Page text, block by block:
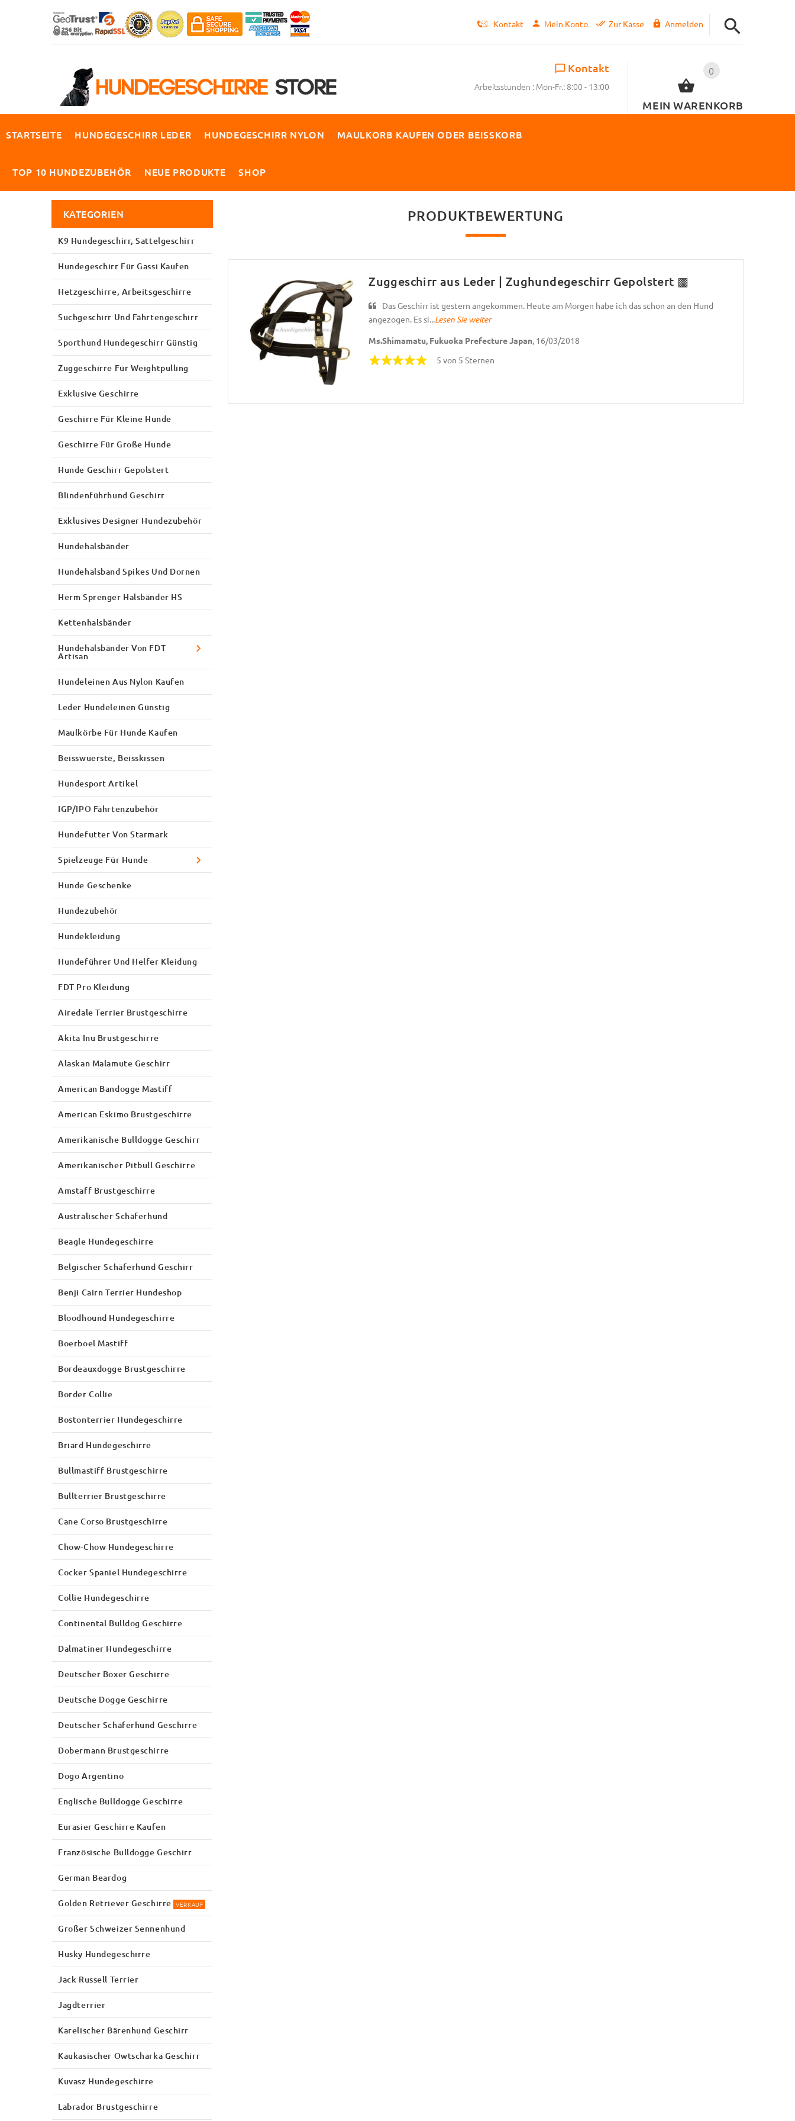
Kontakt Mein Konto Zur Kasse Anmelden
0
MEIN WARENKORB
Kontakt
Arbeitsstunden : Mon-Fr.: 8:00 - 13:00
STARTSEITE HUNDEGESCHIRR LEDER HUNDEGESCHIRR NYLON MAULKORB KAUFEN ODER BEISSKORB
TOP 10 HUNDEZUBEHÖR NEUE PRODUKTE SHOP
PRODUKTBEWERTUNG
Zuggeschirr aus Leder | Zughundegeschirr Gepolstert ▩
Das Geschirr ist gestern angekommen. Heute am Morgen habe ich das schon an den Hund
angezogen. Es si...Lesen Sie weiter
Ms.Shimamatu, Fukuoka Prefecture Japan, 16/03/2018
5 von 5 Sternen
KATEGORIEN
K9 Hundegeschirr, Sattelgeschirr
Hundegeschirr Für Gassi Kaufen
Hetzgeschirre, Arbeitsgeschirre
Suchgeschirr Und Fährtengeschirr
Sporthund Hundegeschirr Günstig
Zuggeschirre Für Weightpulling
Exklusive Geschirre
Geschirre Für Kleine Hunde
Geschirre Für Große Hunde
Hunde Geschirr Gepolstert
Blindenführhund Geschirr
Exklusives Designer Hundezubehör
Hundehalsbänder
Hundehalsband Spikes Und Dornen
Herm Sprenger Halsbänder HS
Kettenhalsbänder
Hundehalsbänder Von FDT
Artisan
Hundeleinen Aus Nylon Kaufen
Leder Hundeleinen Günstig
Maulkörbe Für Hunde Kaufen
Beisswuerste, Beisskissen
Hundesport Artikel
IGP/IPO Fährtenzubehör
Hundefutter Von Starmark
Spielzeuge Für Hunde
Hunde Geschenke
Hundezubehör
Hundekleidung
Hundeführer Und Helfer Kleidung
FDT Pro Kleidung
Airedale Terrier Brustgeschirre
Akita Inu Brustgeschirre
Alaskan Malamute Geschirr
American Bandogge Mastiff
American Eskimo Brustgeschirre
Amerikanische Bulldogge Geschirr
Amerikanischer Pitbull Geschirre
Amstaff Brustgeschirre
Australischer Schäferhund
Beagle Hundegeschirre
Belgischer Schäferhund Geschirr
Benji Cairn Terrier Hundeshop
Bloodhound Hundegeschirre
Boerboel Mastiff
Bordeauxdogge Brustgeschirre
Border Collie
Bostonterrier Hundegeschirre
Briard Hundegeschirre
Bullmastiff Brustgeschirre
Bullterrier Brustgeschirre
Cane Corso Brustgeschirre
Chow-Chow Hundegeschirre
Cocker Spaniel Hundegeschirre
Collie Hundegeschirre
Continental Bulldog Geschirre
Dalmatiner Hundegeschirre
Deutscher Boxer Geschirre
Deutsche Dogge Geschirre
Deutscher Schäferhund Geschirre
Dobermann Brustgeschirre
Dogo Argentino
Englische Bulldogge Geschirre
Eurasier Geschirre Kaufen
Französische Bulldogge Geschirr
German Beardog
Golden Retriever Geschirre VERKAUF
Großer Schweizer Sennenhund
Husky Hundegeschirre
Jack Russell Terrier
Jagdterrier
Karelischer Bärenhund Geschirr
Kaukasischer Owtscharka Geschirr
Kuvasz Hundegeschirre
Labrador Brustgeschirre